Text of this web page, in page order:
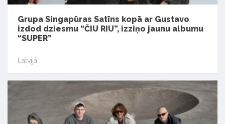
Grupa Singapūras Satīns kopā ar Gustavo
izdod dziesmu “ČIU RIU”, izziņo jaunu albumu
“SUPER”
Latvijā